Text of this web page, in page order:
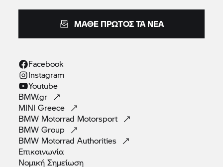
ΜΆΘΕ ΠΡΏΤΟΣ ΤΑ ΝΈΑ
Facebook
Instagram
Youtube
BMW.gr
MINIGreece
BMW Motorrad Motorsport
BMWGroup
BMW MotorradAuthorities
Επικοινωνία
ΝομικήΣημείωση